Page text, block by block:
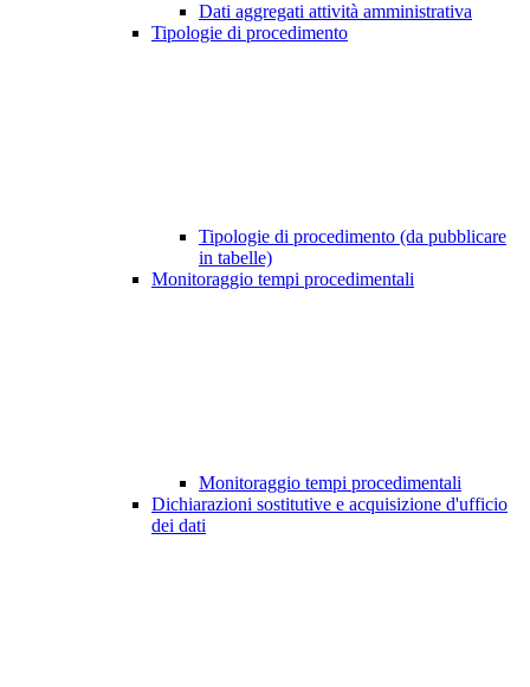
Dati aggregati attività amministrativa
Tipologie di procedimento
Tipologie di procedimento (da pubblicare
in tabelle)
Monitoraggio tempi procedimentali
Monitoraggio tempi procedimentali
Dichiarazioni sostitutive e acquisizione d'ufficio
dei dati